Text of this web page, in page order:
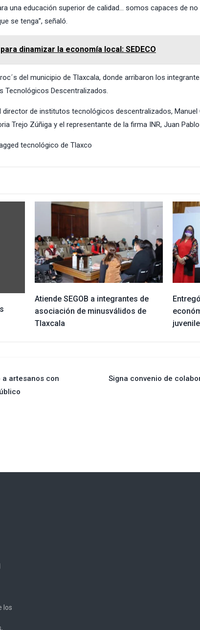
una educación superior de calidad… somos capaces de
se tenga”, señaló.
dinamizar la economía local: SEDECO
del municipio de Tlaxcala, donde arribaron los
Tecnológicos Descentralizados.
de institutos tecnológicos descentralizados, Manuel
Trejo Zúñiga y el representante de la firma INR, Juan
tecnológico de Tlaxco
Atiende SEGOB a integrantes de
asociación de minusválidos de
Tlaxcala
a artesanos con
Signa convenio de
los